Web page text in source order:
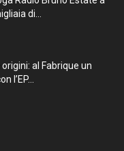
di...
al Fabrique un
l’EP...